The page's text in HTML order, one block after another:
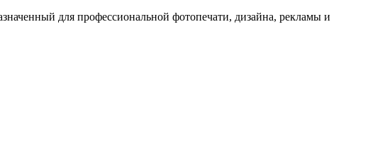
для профессиональной фотопечати, дизайна, рекламы и